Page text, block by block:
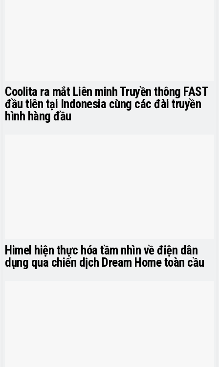
Coolita ra mắt Liên minh Truyền thông FAST
đầu tiên tại Indonesia cùng các đài truyền
hình hàng đầu
Himel hiện thực hóa tầm nhìn về điện dân
dụng qua chiến dịch Dream Home toàn cầu